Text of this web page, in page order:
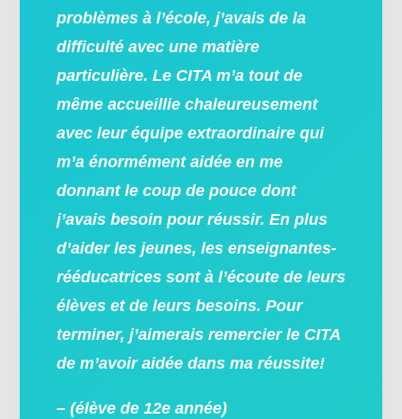
problèmes à l’école, j’avais de la
difficulté avec une matière
particulière. Le CITA m’a tout de
même accueillie chaleureusement
avec leur équipe extraordinaire qui
m’a énormément aidée en me
donnant le coup de pouce dont
j’avais besoin pour réussir. En plus
d’aider les jeunes, les enseignantes-
rééducatrices sont à l’écoute de leurs
élèves et de leurs besoins. Pour
terminer, j’aimerais remercier le CITA
de m’avoir aidée dans ma réussite!
– (élève de 12e année)